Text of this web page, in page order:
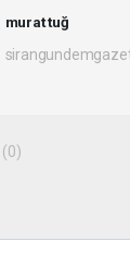
murat tuğ
(0)